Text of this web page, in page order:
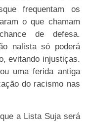
frequentam os
o que chamam
de defesa.
nalista só poderá
evitando injustiças.
uma ferida antiga
do racismo nas
a Lista Suja será